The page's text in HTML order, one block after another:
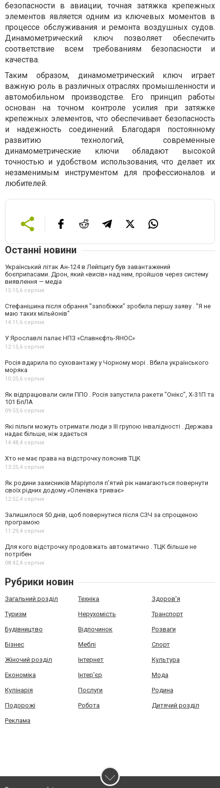
безопасности в авиации, точная затяжка крепежных
элементов является одним из ключевых моментов в
процессе обслуживания и ремонта воздушных судов.
Динамометрический ключ позволяет обеспечить
соответствие всем требованиям безопасности и
качества.
Таким образом, динамометрический ключ играет
важную роль в различных отраслях промышленности и
автомобильном производстве. Его принцип работы
основан на точном контроле усилия при затяжке
крепежных элементов, что обеспечивает безопасность
и надежность соединений. Благодаря постоянному
развитию технологий, современные
динамометрические ключи обладают высокой
точностью и удобством использования, что делает их
незаменимым инструментом для профессионалов и
любителей.
Останні новини
Український літак Ан-124 в Лейпцигу був завантажений
боєприпасами. Дрон, який «висів» над ним, пройшов через систему
виявлення — медіа
15:15, 6 серпня
Стефанішина після обрання "запобіжки" зробила першу заяву . "Я не
маю таких мільйонів"
14:11, 6 серпня
У Ярославлі палає НПЗ «Славнєфть-ЯНОС»
12:15, 6 серпня
Росія вдарила по суховантажу у Чорному морі . Вбила українського
моряка
10:25, 6 серпня
Як відпрацювали сили ППО . Росія запустила ракети "Онікс", Х-31П та
101 БпЛА
09:53, 6 серпня
Які пільги можуть отримати люди з III групою інвалідності . Держава
надає більше, ніж здається
14:48, 4 серпня
Хто не має права на відстрочку пояснив ТЦК
13:25, 4 серпня
Як родини захисників Маріуполя пʼятий рік намагаються повернути
своїх рідних додому.«Оленівка триває»
12:52, 4 серпня
Залишилося 50 днів, щоб повернутися після СЗЧ за спрощеною
програмою
11:29, 4 серпня
Для кого відстрочку продовжать автоматично . ТЦК більше не
потрібен
08:42, 4 серпня
Рубрики новин
Загальний розділ Техніка Здоров'я
Туризм Нерухомість Транспорт
Будівництво Відпочинок Розваги
Бізнес Меблі Спорт
Жіночий розділ Інтернет Культура
Економіка Інтер'єр Мода
Кулінарія Послуги Родина
Подорожі Робота Дитячий розділ
Реклама